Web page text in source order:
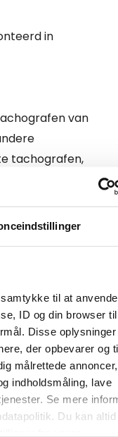
til at
ID og din browser til
Disse oplysninger
der opbevarer og
målrettede
indholdsmåling, lave
Se mere
Du kan
in
van
tachografen,
gewicht tot
vallen
passeren op
tachograaf.
blijven rijden
is
hier